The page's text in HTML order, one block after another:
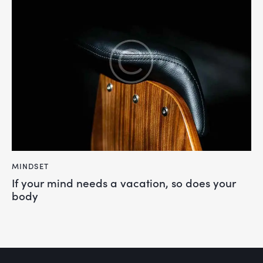
MINDSET
If your mind needs a vacation, so does your
body